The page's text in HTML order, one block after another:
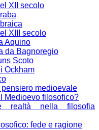
XII secolo
XIII secolo
Aquino
da Bagnoregio
Scoto
Ockham
medioevale
Medioevo filosofico?
realtà nella filosofia
fede e ragione